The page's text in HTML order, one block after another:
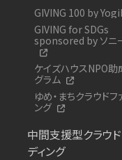
GIVING 100 by
GIVING for SDGs
sponsored by ソニ
ケイズハウスNPO助
グラム
ゆめ・まちクラウドフ
ング
中間支援型クラウ
ディング